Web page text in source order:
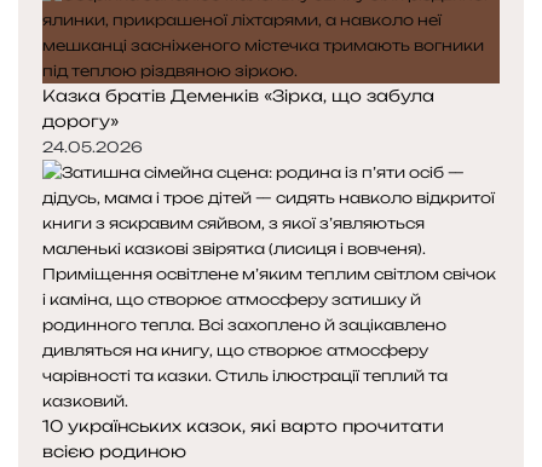
Казка братів Деменків «Зірка, що забула
дорогу»
24.05.2026
10 українських казок, які варто прочитати
всією родиною